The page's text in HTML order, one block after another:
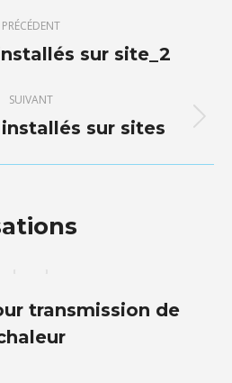
PRÉCÉDENT
Onglet
sur site_2
SUIVANT
Projets
sur sites
transmission de